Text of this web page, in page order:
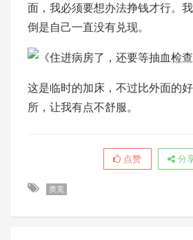
面，我必须要想办法挣钱才行。
倒是自己一直没有兑现。
这是临时的加床，不过比外面的
所，让我有点不舒服。
点赞 分
类克